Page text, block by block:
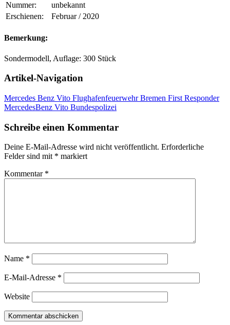
Nummer:
unbekannt
Erschienen:
Februar / 2020
Bemerkung:
Sondermodell, Auflage: 300 Stück
Artikel-Navigation
Mercedes Benz Vito Flughafenfeuerwehr Bremen First Responder
MercedesBenz Vito Bundespolizei
Schreibe einen Kommentar
Deine E-Mail-Adresse wird nicht veröffentlicht. Erforderliche
Felder sind mit * markiert
Kommentar *
Name *
E-Mail-Adresse *
Website